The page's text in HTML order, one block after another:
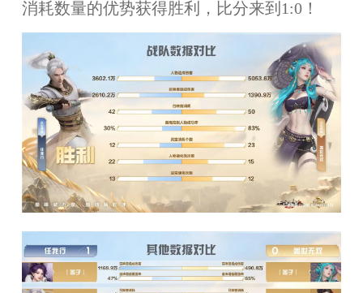
消耗数量的优势获得胜利，比分来到1:0！